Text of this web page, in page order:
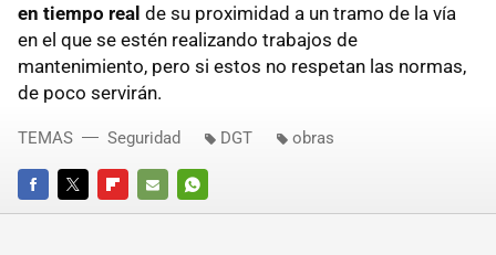
en tiempo real de su proximidad a un tramo de la vía
en el que se estén realizando trabajos de
mantenimiento, pero si estos no respetan las normas,
de poco servirán.
FACEBOOKTWITTERFLIPBOARD
E-
WHATSAPP
TEMAS Seguridad DGT obras